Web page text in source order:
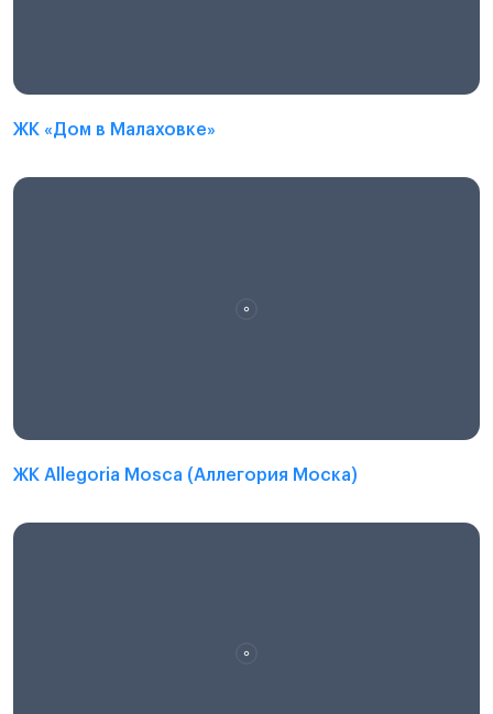
ЖК «Дом в Малаховке»
ЖК Allegoria Mosca (Аллегория Моска)